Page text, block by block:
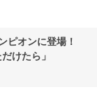
ピオンに登場！
けたら」